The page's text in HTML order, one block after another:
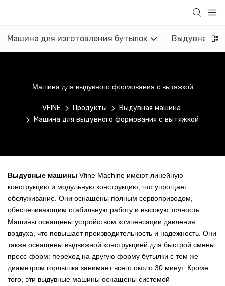
Машина для изготовления бутылок Выдувная
Машина для выдувного формования с вытяжкой
VFINE Продукты
Выдувная машина
Машина для выдувного формования с вытяжкой
Выдувные машины Vfine Machine имеют линейную
конструкцию и модульную конструкцию, что упрощает
обслуживание. Они оснащены полным сервоприводом,
обеспечивающим стабильную работу и высокую точность.
Машины оснащены устройством компенсации давления
воздуха, что повышает производительность и надежность. Они
также оснащены выдвижной конструкцией для быстрой смены
пресс-форм: переход на другую форму бутылки с тем же
диаметром горлышка занимает всего около 30 минут. Кроме
того, эти выдувные машины оснащены системой